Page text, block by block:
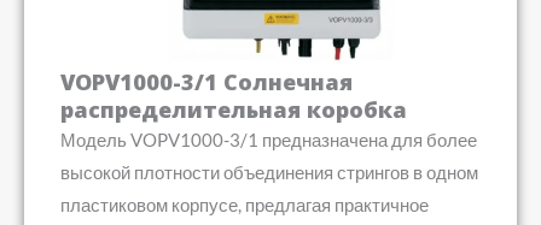
VOPV1000-3/1 Солнечная
распределительная коробка
Модель VOPV1000-3/1 предназначена для более
высокой плотности объединения стрингов в одном
пластиковом корпусе, предлагая практичное